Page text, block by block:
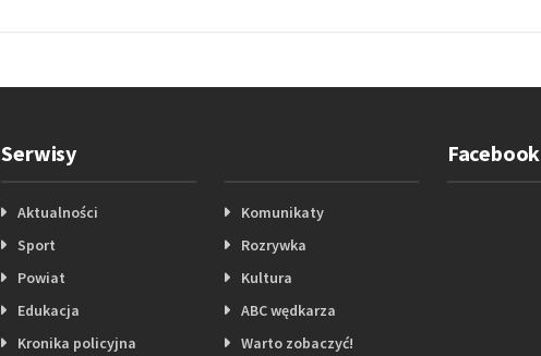
Serwisy
Aktualności
Sport
Powiat
Edukacja
Kronika policyjna
Komunikaty
Rozrywka
Kultura
ABC wędkarza
Warto zobaczyć!
Facebook